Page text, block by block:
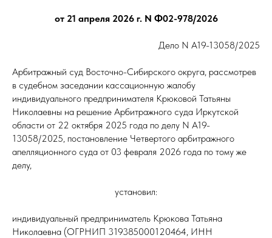
от 21 апреля 2026 г. N Ф02-978/2026
Дело N А19-13058/2025
Арбитражный суд Восточно-Сибирского округа, рассмотрев
в судебном заседании кассационную жалобу
индивидуального предпринимателя Крюковой Татьяны
Николаевны на решение Арбитражного суда Иркутской
области от 22 октября 2025 года по делу N А19-
13058/2025, постановление Четвертого арбитражного
апелляционного суда от 03 февраля 2026 года по тому же
делу,
установил:
индивидуальный предприниматель Крюкова Татьяна
Николаевна (ОГРНИП 319385000120464, ИНН